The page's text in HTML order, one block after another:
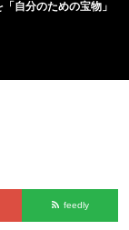
自分のための宝物」
feedly